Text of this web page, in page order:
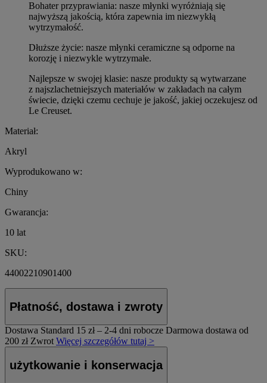
Bohater przyprawiania: nasze młynki wyróżniają się
najwyższą jakością, która zapewnia im niezwykłą
wytrzymałość.
Dłuższe życie: nasze młynki ceramiczne są odporne na
korozję i niezwykle wytrzymałe.
Najlepsze w swojej klasie: nasze produkty są wytwarzane
z najszlachetniejszych materiałów w zakładach na całym
świecie, dzięki czemu cechuje je jakość, jakiej oczekujesz od
Le Creuset.
Materiał:
Akryl
Wyprodukowano w:
Chiny
Gwarancja:
10 lat
SKU:
44002210901400
Płatność, dostawa i zwroty
Dostawa Standard 15 zł – 2-4 dni robocze Darmowa dostawa od
200 zł Zwrot Więcej szczegółów tutaj >
użytkowanie i konserwacja